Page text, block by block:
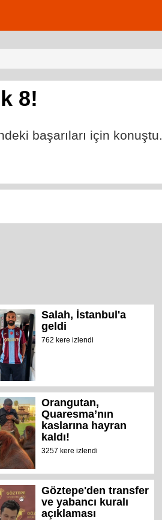
8!
başarıları için konuştu.
Salah, İstanbul'a
geldi
762 kere izlendi
Orangutan,
Quaresma’nın
kaslarına hayran
kaldı!
3257 kere izlendi
Göztepe'den transfer
ve yabancı kuralı
açıklaması